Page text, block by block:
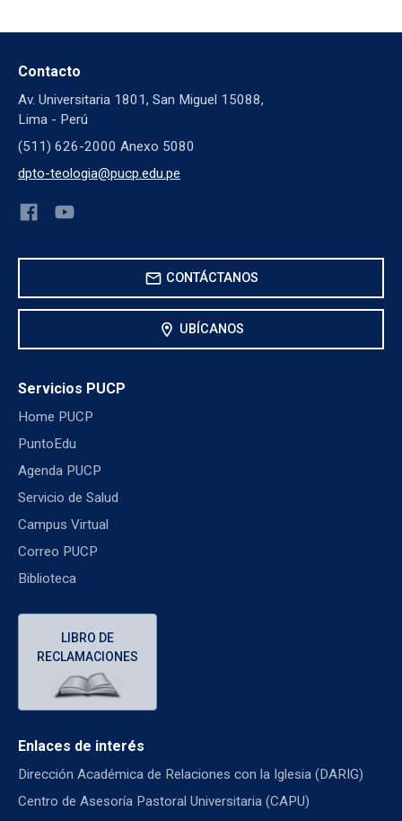
Contacto
Av. Universitaria 1801, San Miguel 15088,
Lima - Perú
(511) 626-2000 Anexo 5080
dpto-teologia@pucp.edu.pe
mail CONTÁCTANOS
location_on UBÍCANOS
Servicios PUCP
Home PUCP
PuntoEdu
Agenda PUCP
Servicio de Salud
Campus Virtual
Correo PUCP
Biblioteca
LIBRO DE
RECLAMACIONES
Enlaces de interés
Dirección Académica de Relaciones con la Iglesia (DARIG)
Centro de Asesoría Pastoral Universitaria (CAPU)